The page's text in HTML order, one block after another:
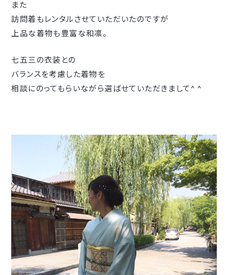
また
訪問着もレンタルさせていただいたのですが
上品な着物も豊富な和凛。
七五三の衣装との
バランスを考慮した着物を
相談にのってもらいながら選ばせていただきまして^ ^